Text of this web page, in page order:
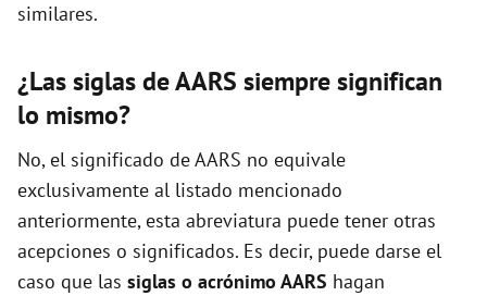
similares.
¿Las siglas de AARS siempre significan
lo mismo?
No, el significado de AARS no equivale
exclusivamente al listado mencionado
anteriormente, esta abreviatura puede tener otras
acepciones o significados. Es decir, puede darse el
caso que las siglas o acrónimo AARS hagan